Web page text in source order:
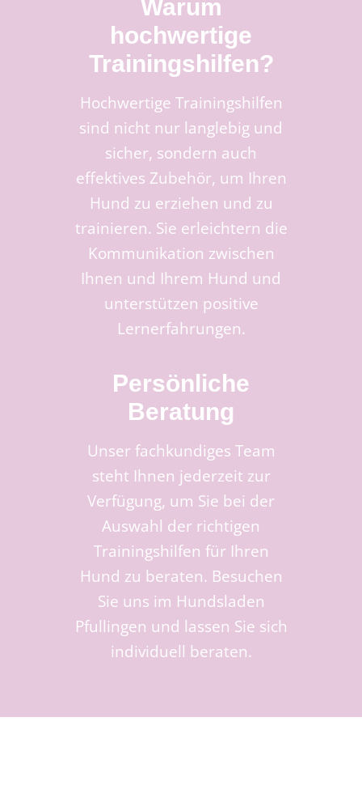
Warum
hochwertige
Trainingshilfen?
Hochwertige Trainingshilfen
sind nicht nur langlebig und
sicher, sondern auch
effektives Zubehör, um Ihren
Hund zu erziehen und zu
trainieren. Sie erleichtern die
Kommunikation zwischen
Ihnen und Ihrem Hund und
unterstützen positive
Lernerfahrungen.
Persönliche
Beratung
Unser fachkundiges Team
steht Ihnen jederzeit zur
Verfügung, um Sie bei der
Auswahl der richtigen
Trainingshilfen für Ihren
Hund zu beraten. Besuchen
Sie uns im Hundsladen
Pfullingen und lassen Sie sich
individuell beraten.